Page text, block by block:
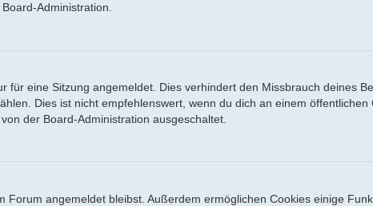
Administration.
eine Sitzung angemeldet. Dies verhindert den Missbrauch deines
Dies ist nicht empfehlenswert, wenn du dich an einem
der Board-Administration ausgeschaltet.
angemeldet bleibst. Außerdem ermöglichen Cookies einige